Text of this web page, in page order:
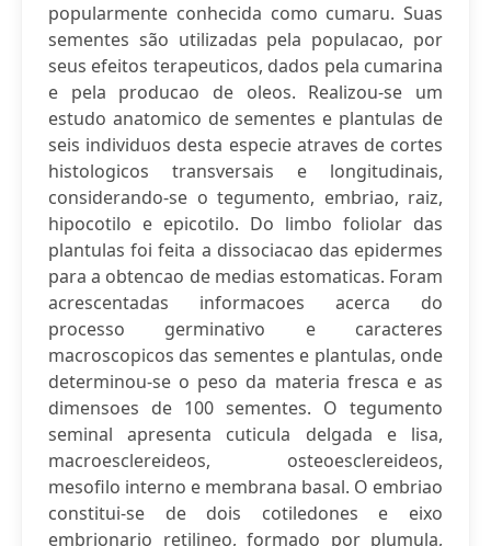
popularmente conhecida como cumaru. Suas
sementes são utilizadas pela populacao, por
seus efeitos terapeuticos, dados pela cumarina
e pela producao de oleos. Realizou-se um
estudo anatomico de sementes e plantulas de
seis individuos desta especie atraves de cortes
histologicos transversais e longitudinais,
considerando-se o tegumento, embriao, raiz,
hipocotilo e epicotilo. Do limbo foliolar das
plantulas foi feita a dissociacao das epidermes
para a obtencao de medias estomaticas. Foram
acrescentadas informacoes acerca do
processo germinativo e caracteres
macroscopicos das sementes e plantulas, onde
determinou-se o peso da materia fresca e as
dimensoes de 100 sementes. O tegumento
seminal apresenta cuticula delgada e lisa,
macroesclereideos, osteoesclereideos,
mesofilo interno e membrana basal. O embriao
constitui-se de dois cotiledones e eixo
embrionario retilineo, formado por plumula,